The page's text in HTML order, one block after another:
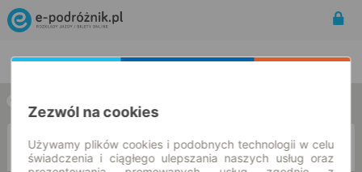
w jedną stronę
Z
Zezwól na cookies
Używamy plików cookies i podobnych technologii w celu
świadczenia i ciągłego ulepszania naszych usług oraz